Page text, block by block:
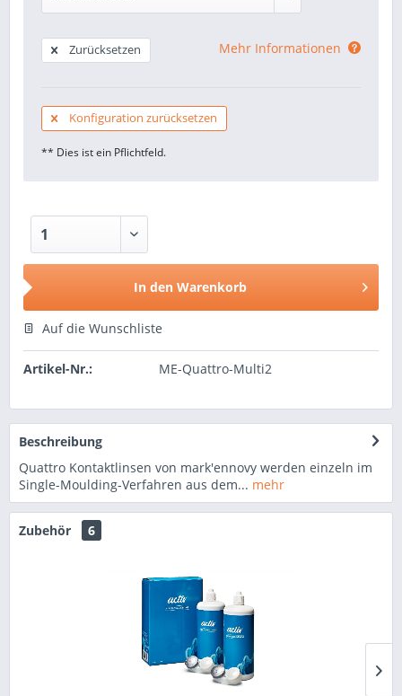
Zurücksetzen Mehr Informationen
Konfiguration zurücksetzen
** Dies ist ein Pflichtfeld.
In den Warenkorb
Auf die Wunschliste
Artikel-Nr.: ME-Quattro-Multi2
Beschreibung
Quattro Kontaktlinsen von mark'ennovy werden einzeln im
Single-Moulding-Verfahren aus dem... mehr
Zubehör 6